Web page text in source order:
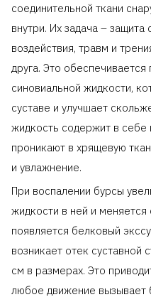
соединительной ткани
внутри. Их задача – защита
воздействия, травм и
друга. Это
синовиальной жидкости,
суставе и улучшает
жидкость содержит в
проникают в хрящевую
и увлажнение.
При воспалении бурсы
жидкости в ней и
появляется белковый
возникает отек суставной
см в размерах. Это
любое движение вызывает